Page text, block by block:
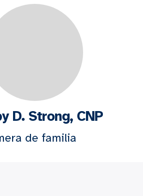
D. Strong, CNP
de familia